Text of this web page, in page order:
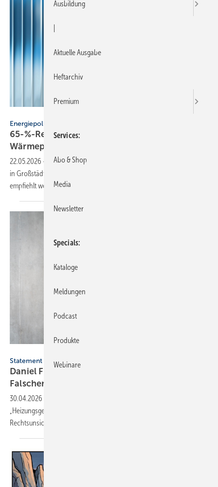
sh99 - stock.adobe.com
Energiepolitik
65-%-Regel später: SHK-Ver­band emp­fiehlt
Wär­me­pum­pe
22.05.2026 -
Der Bundestag hat die 65-%-Regel beim Heizungstausch
in Großstädten verschoben. Der FV SHK-BW begrüßt dies und
empfiehlt weiter dieWärmepumpe.
Statement ZVSHK
Daniel Föst: „Heizungs­gesetz“ – Gute Ab­sicht.
Fal­scher
30.04.2026
„Hei­zungs­gesetz“. Haupt­ge­schäfts­füh­rer Daniel Föst warnt jedoch vor
Rechts­un­sicherheit.
Ausbildung
Aktuelle Ausgabe
Heftarchiv
Premium
Services
Abo & Shop
Media
Newsletter
Specials
Kataloge
Meldungen
Podcast
Produkte
Webinare